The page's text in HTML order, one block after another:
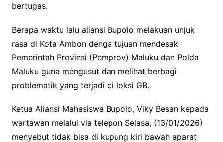
bertugas.
Berapa waktu lalu aliansi Bupolo melakuan unjuk
rasa di Kota Ambon denga tujuan mendesak
Pemerintah Provinsi (Pemprov) Maluku dan Polda
Maluku guna mengusut dan melihat berbagi
problematik yang terjadi di loksi GB.
Ketua Aliansi Mahasiswa Bupolo, Viky Besan kepada
wartawan melalui via telepon Selasa, (13/01/2026)
menyebut tidak bisa di kupung kiri bawah aparat